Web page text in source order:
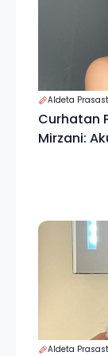
Aldeta
Curhatan
Mirzani:
Aldeta